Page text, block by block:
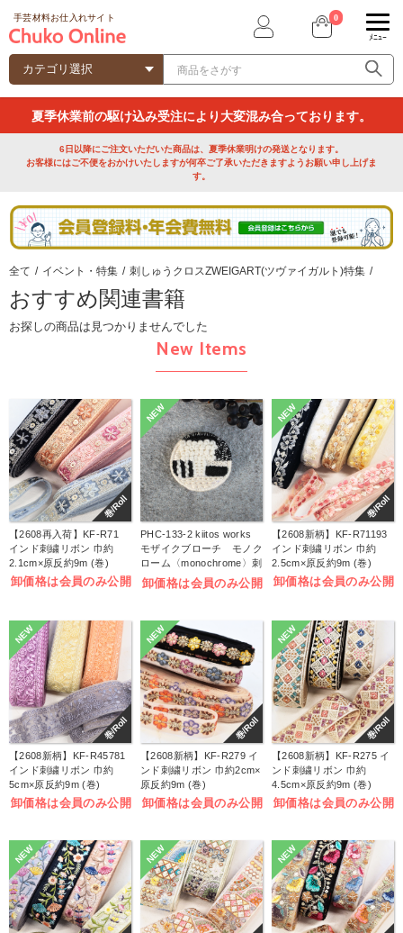
手芸材料お仕入れサイト 0
ﾒﾆｭｰ
夏季休業前の駆け込み受注により大変混み合っております。
6日以降にご注文いただいた商品は、夏季休業明けの発送となります。
お客様にはご不便をおかけいたしますが何卒ご了承いただきますようお願い申し上げま
す。
全て / イベント・特集 / 刺しゅうクロスZWEIGART(ツヴァイガルト)特集 /
おすすめ関連書籍
お探しの商品は見つかりませんでした
New Items
巻/Roll
【2608再入荷】KF-R71
インド刺繍リボン 巾約
2.1cm×原反約9m (巻)
卸価格は会員のみ公開
NEW
PHC-133-2 kiitos works
モザイクブローチ モノク
ローム〈monochrome〉刺
しゅうキット (袋)
卸価格は会員のみ公開
巻/Roll
NEW
【2608新柄】KF-R71193
インド刺繍リボン 巾約
2.5cm×原反約9m (巻)
卸価格は会員のみ公開
NEW
巻/Roll
【2608新柄】KF-R45781
インド刺繍リボン 巾約
5cm×原反約9m (巻)
卸価格は会員のみ公開
巻/Roll
NEW
【2608新柄】KF-R279 イ
ンド刺繍リボン 巾約2cm×
原反約9m (巻)
卸価格は会員のみ公開
巻/Roll
NEW
【2608新柄】KF-R275 イ
ンド刺繍リボン 巾約
4.5cm×原反約9m (巻)
卸価格は会員のみ公開
NEW NEW NEW